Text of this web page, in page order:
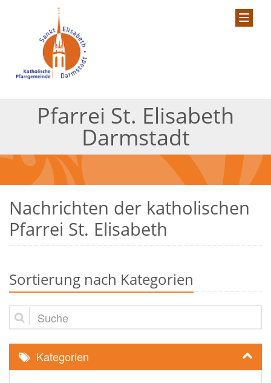
Pfarrei St. Elisabeth
Darmstadt
Nachrichten der katholischen
Pfarrei St. Elisabeth
Sortierung nach Kategorien
Suche
Kategorien